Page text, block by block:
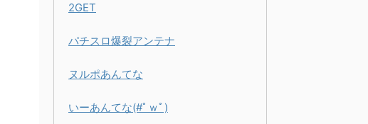
2GET
パチスロ爆裂アンテナ
ヌルポあんてな
いーあんてな(#ﾟｗﾟ)